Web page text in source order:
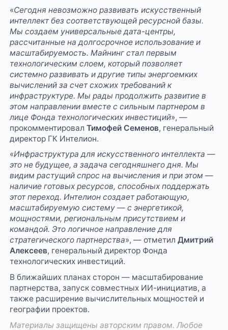
«Сегодня невозможно развивать искусственный
интеллект без соответствующей ресурсной базы.
Мы создаем универсальные дата-центры,
рассчитанные на долгосрочное использование и
масштабируемость. Майнинг стал первым
технологическим слоем, который позволяет
системно развивать и другие типы энергоемких
вычислений за счет схожих требований к
инфраструктуре. Мы рады продолжить развитие в
этом направлении вместе с сильным партнером в
лице Фонда технологических инвестиций», —
прокомментировалТимофей Семенов, генеральный
директор ГК Интелион.
«Инфраструктура для искусственного интеллекта —
это не будущее, а задача сегодняшнего дня. Мы
видим растущий спрос на вычисления и при этом —
наличие готовых ресурсов, способных поддержать
этот переход. Интелион создает работающую,
масштабируемую систему — с энергетикой,
мощностями, региональным присутствием и
командой. Это логичное направление для
стратегического партнерства», — отметилДмитрий
Алексеев, генеральный директор Фонда
технологических инвестиций.
В ближайших планах сторон — масштабирование
партнерства, запуск совместных ИИ-инициатив, а
также расширение вычислительных мощностей и
географии проектов.
Материалы защищены авторским правом. Любое